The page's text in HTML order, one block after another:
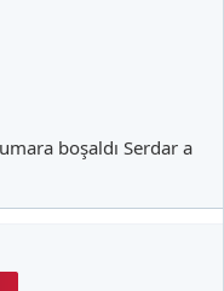
boşaldı Serdar a